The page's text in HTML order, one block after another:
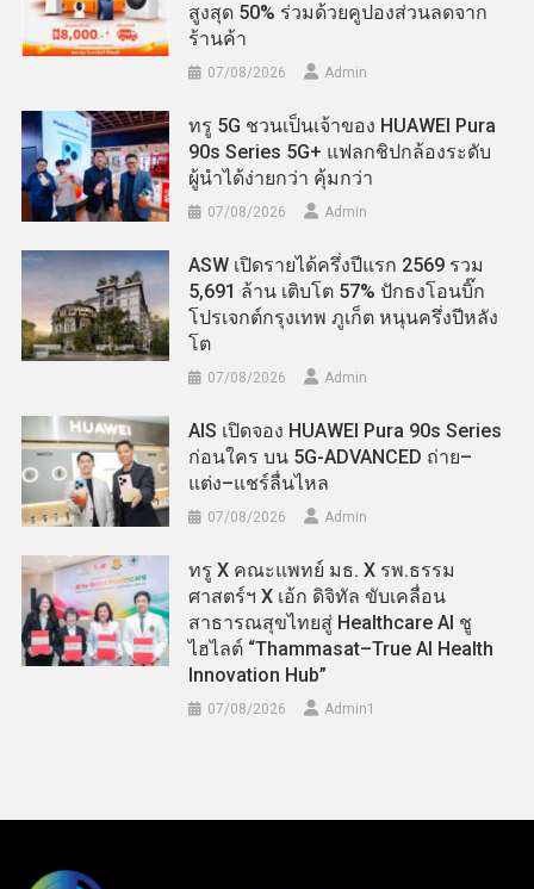
สูงสุด 50% ร่วมด้วยคูปองส่วนลดจาก
ร้านค้า
07/08/2026 Admin
ทรู 5G ชวนเป็นเจ้าของ HUAWEI Pura
90s Series 5G+ แฟลกชิปกล้องระดับ
ผู้นำได้ง่ายกว่า คุ้มกว่า
07/08/2026 Admin
ASW เปิดรายได้ครึ่งปีแรก 2569 รวม
5,691 ล้าน เติบโต 57% ปักธงโอนบิ๊ก
โปรเจกต์กรุงเทพ ภูเก็ต หนุนครึ่งปีหลัง
โต
07/08/2026 Admin
AIS เปิดจอง HUAWEI Pura 90s Series
ก่อนใคร บน 5G-ADVANCED ถ่าย–
แต่ง–แชร์ลื่นไหล
07/08/2026 Admin
ทรู X คณะแพทย์ มธ. X รพ.ธรรม
ศาสตร์ฯ X เอ้ก ดิจิทัล ขับเคลื่อน
สาธารณสุขไทยสู่ Healthcare AI ชู
ไฮไลต์ “Thammasat–True AI Health
Innovation Hub”
07/08/2026 Admin​1